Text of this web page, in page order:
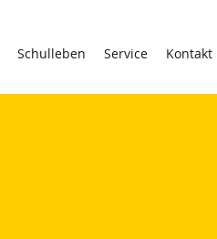
Schulleben Service Kontakt